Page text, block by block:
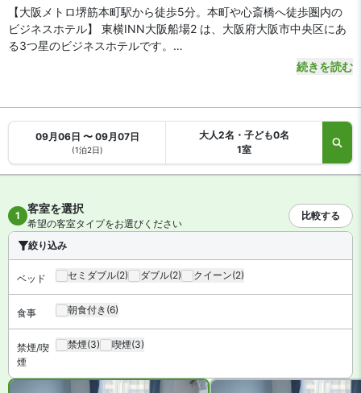
【大阪メトロ堺筋本町駅から徒歩5分。本町や心斎橋へ徒歩圏内の
ビジネスホテル】 東横INN大阪船場2 は、大阪府大阪市中央区にあ
る3つ星のビジネスホテルです。
「本町駅」は徒歩7分。JR「新大阪駅」から本町駅まで約10分で到
阪神高速「信濃橋IC」は車で10分。御堂筋線・長堀鶴見緑地線「心
好立地です。
【駐車場】あり（有料）
【お食事、レストラン】
朝食はフル ブレックファスト形式です（無料）。共用エリアの電子
レンジもご利用いただけます。
【館内施設・サービス】
客室数は全 152 室。インターネットは無料 WiFi、有線インターネッ
トが利用可能です。施設はコインランドリーやPCコーナーがありま
続きを読む
09月06日 〜 09月07日
(1泊2日)
大人2名・子ども0名
1室
1
客室を選択
希望の客室タイプをお選びください
比較する
絞り込み
ベッド セミダブル(2) ダブル(2) クイーン(2)
食事 朝食付き (6)
禁煙/喫
煙
禁煙(3) 喫煙(3)